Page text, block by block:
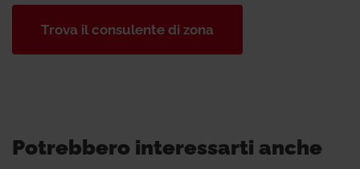
Trova il consulente di zona
Potrebbero interessarti anche